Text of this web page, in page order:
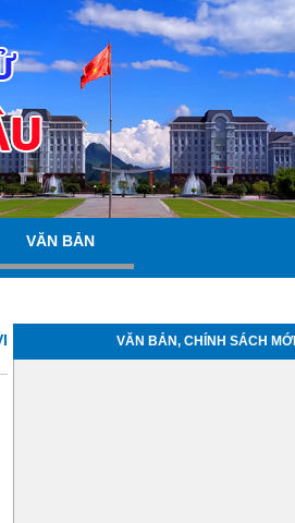
VĂN BẢN
VĂN BẢN, CHÍNH SÁCH MỚI